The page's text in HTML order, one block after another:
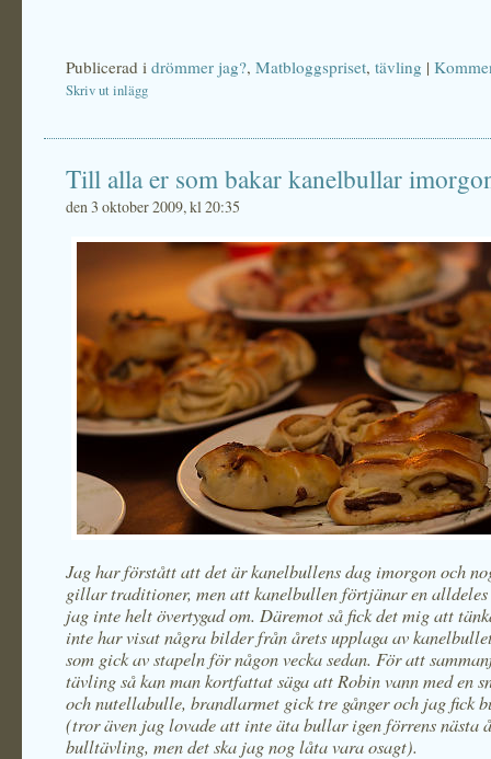
Publicerad i drömmer jag?, Matbloggspriset, tävling |
Skriv ut inlägg
Till alla er som bakar kanelbullar
den 3 oktober 2009, kl 20:35
Jag har förstått att det är kanelbullens dag imorgon och
gillar traditioner, men att kanelbullen förtjänar en alldeles
jag inte helt övertygad om. Däremot så fick det mig att
inte har visat några bilder från årets upplaga av
som gick av stapeln för någon vecka sedan. För att
tävling så kan man kortfattat säga att Robin vann med en
och nutellabulle, brandlarmet gick tre gånger och jag fick
(tror även jag lovade att inte äta bullar igen förrens nästa
bulltävling, men det ska jag nog låta vara osagt).